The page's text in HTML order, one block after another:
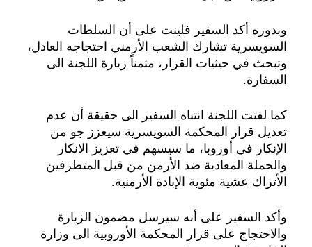
وبدوره أكد السفير فلينت على أن السلطات
السويسرية تشارك الشعب الأرمني احتجاجه العادل،
وتبحث في حيثيات القرار، مثمناً زيارة اللجنة الى
السفارة.
كما لفتت اللجنة انتباه السفير الى حقيقة أن عدم
تعديل قرار المحكمة السويسرية سيعزز جو من
الإنكار في أوروبا، ما سيسهم في تعزيز الانكار
والحملة المعادية ضد الأرمن من قبل المتطرفين
الأتراك عشية مئوية الإبادة الأرمنية.
وأكد السفير على أنه سيرسل مضمون الزيارة
والاحتجاج على قرار المحكمة الأوروبية الى وزارة